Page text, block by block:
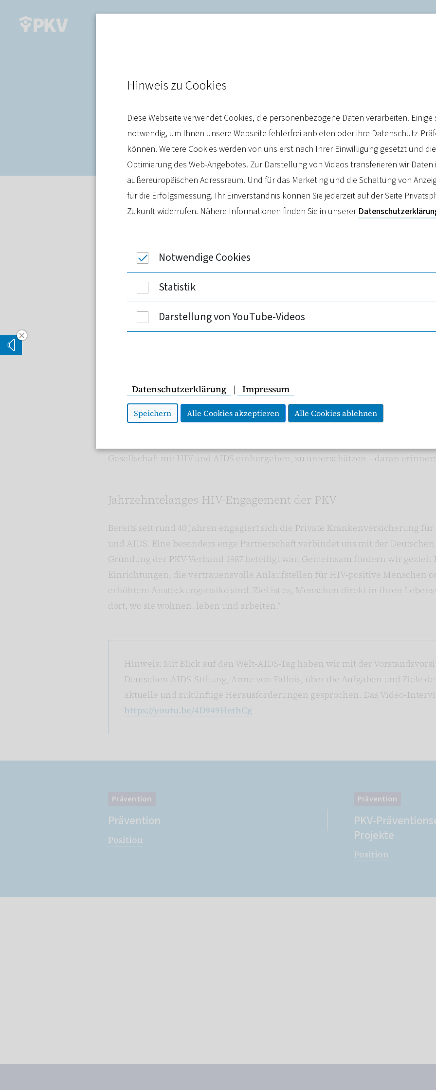
große Herausforderung
Pressemitteilung 27. November 2025
Anlässlich des Welt-AIDS-Tages am 1. Dezember erinnert der PKV-
sich seit rund 40 Jahren für bessere Lebensbedingungen von
„Die Zahl der HIV-Neuinfektionen ist laut
kontinuierlich angestiegen – zuletzt um rund zehn Prozent auf 2.300 Personen
97.700 Menschen mit dem HI-Virus. Darunter sind geschätzt 8.200 Menschen,
behandelbar, aber noch immer nicht heilbar ist. Zudem bleibt es wichtig,
zeigen und Diskriminierung aktiv zu begegnen.
Im Kampf gegen HIV und AIDS konnten in den vergangenen Jahrzehnten
Gesellschaft mit HIV und AIDS einhergehen, zu unterschätzen – daran
Jahrzehntelanges HIV-Engagement der PKV
Bereits seit rund 40 Jahren engagiert sich die Private Krankenversicherung
und AIDS. Eine besonders enge Partnerschaft verbindet uns mit der
Gründung der PKV-Verband 1987 beteiligt war. Gemeinsam fördern wir
Einrichtungen, die vertrauensvolle Anlaufstellen für HIV-positive Menschen
erhöhtem Ansteckungsrisiko sind. Ziel ist es, Menschen direkt in ihren
dort, wo sie wohnen, leben und arbeiten.“
Hinweis: Mit Blick auf den Welt-AIDS-Tag haben wir mit der
Deutschen AIDS-Stiftung, Anne von Fallois, über die Aufgaben und Ziele
aktuelle und zukünftige Herausforderungen gesprochen. Das Video-
https://youtu.be/4D949HethCg
Prävention
Prävention
Position
Prävention
PKV-
Projekte
Position
Hinweis zu Cookies
Diese Webseite verwendet Cookies, die personenbezogene Daten verarbeiten.
notwendig, um Ihnen unsere Webseite fehlerfrei anbieten oder ihre Datenschutz-
können. Weitere Cookies werden von uns erst nach Ihrer Einwilligung gesetzt und
Optimierung des Web-Angebotes. Zur Darstellung von Videos transferieren wir Daten
außereuropäischen Adressraum. Und für das Marketing und die Schaltung von
für die Erfolgsmessung. Ihr Einverständnis können Sie jederzeit auf der Seite
Zukunft widerrufen. Nähere Informationen finden Sie in unserer
Notwendige Cookies
Statistik
Darstellung von YouTube-Videos
Datenschutzerklärung | Impressum
Speichern Alle Cookies akzeptieren Alle Cookies ablehnen
Vorleseoption verstecken
Vorlesen